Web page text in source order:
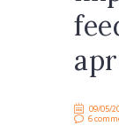
09/05/
6